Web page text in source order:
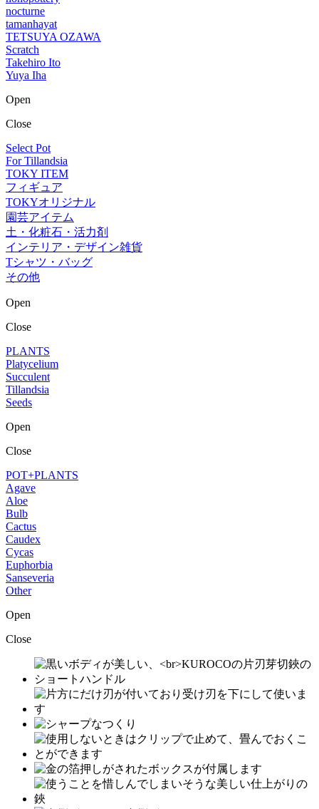
nocturne
tamanhayat
TETSUYA OZAWA
Scratch
Takehiro Ito
Yuya Iha
Open
Close
Select Pot
For Tillandsia
TOKY ITEM
フィギュア
TOKYオリジナル
園芸アイテム
土・化粧石・活力剤
インテリア・デザイン雑貨
Tシャツ・バッグ
その他
Open
Close
PLANTS
Platycelium
Succulent
Tillandsia
Seeds
Open
Close
POT+PLANTS
Agave
Aloe
Bulb
Cactus
Caudex
Cycas
Euphorbia
Sanseveria
Other
Open
Close